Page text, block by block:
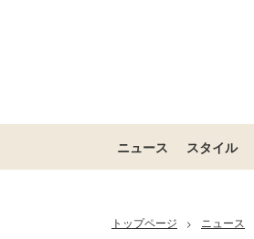
ニュース スタイル
トップページ > ニュース